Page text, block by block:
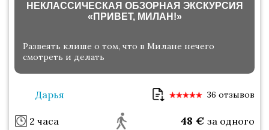
НЕКЛАССИЧЕСКАЯ ОБЗОРНАЯ ЭКСКУРСИЯ
«ПРИВЕТ, МИЛАН!»
Развеять клише о том, что в Милане нечего
смотреть и делать
Дарья 36 отзывов
2 часа 48 € за одного